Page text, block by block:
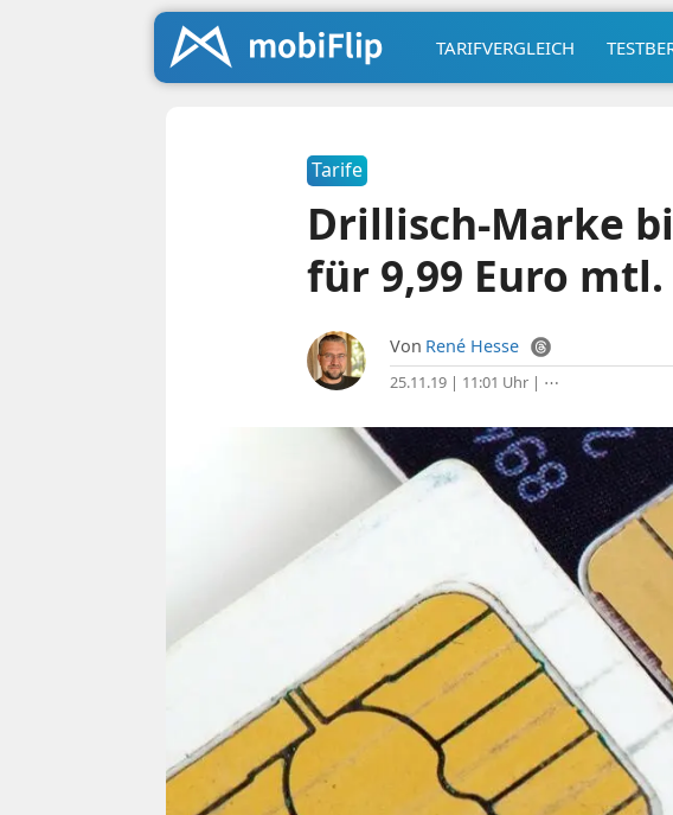
TARIFVERGLEICH
Tarife
Drillisch-Marke
für 9,99 Euro mtl.
Von René Hesse
25.11.19 | 11:01 Uhr| ⋯